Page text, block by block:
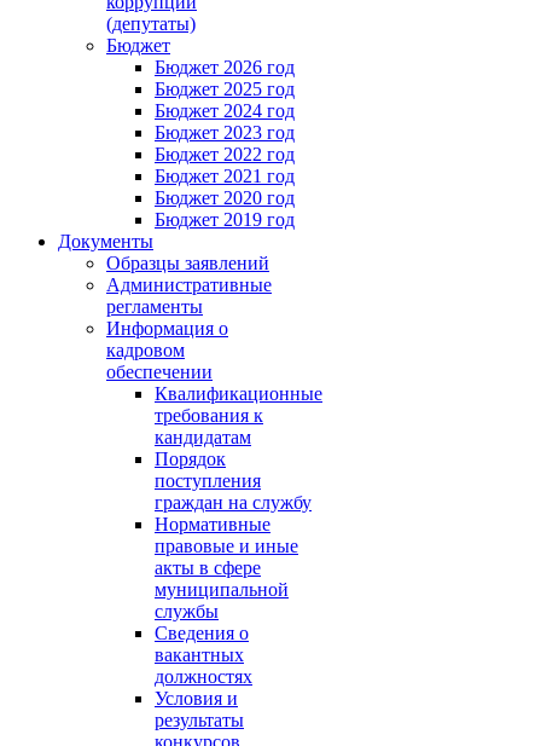
(депутаты)
Бюджет
Бюджет 2026 год
Бюджет 2025 год
Бюджет 2024 год
Бюджет 2023 год
Бюджет 2022 год
Бюджет 2021 год
Бюджет 2020 год
Бюджет 2019 год
Документы
Образцы заявлений
Административные
регламенты
Информация о
кадровом
обеспечении
Квалификационные
требования к
кандидатам
Порядок
поступления
граждан на службу
Нормативные
правовые и иные
акты в сфере
муниципальной
службы
Сведения о
вакантных
должностях
Условия и
результаты
конкурсов